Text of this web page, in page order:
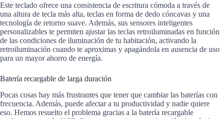
Este teclado ofrece una consistencia de escritura cómoda a través de
una altura de tecla más alta, teclas en forma de dedo cóncavas y una
tecnología de retorno suave. Además, sus sensores inteligentes
personalizables te permiten ajustar las teclas retroiluminadas en función
de las condiciones de iluminación de tu habitación, activando la
retroiluminación cuando te aproximas y apagándola en ausencia de uso
para un mayor ahorro de energía.
Batería recargable de larga duración
Pocas cosas hay más frustrantes que tener que cambiar las baterías con
frecuencia. Además, puede afectar a tu productividad y nadie quiere
eso. Hemos resuelto el problema gracias a la batería recargable